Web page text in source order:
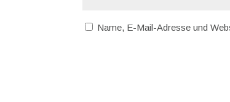
Name, E-Mail-Adresse und